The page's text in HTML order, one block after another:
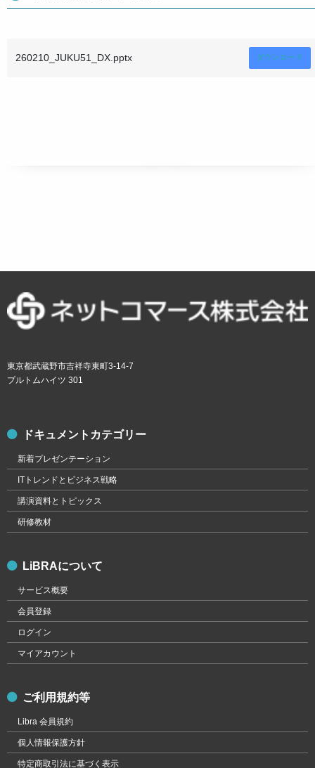
260210_JUKU51_DX.pptx ダウンロード
東京都武蔵野市吉祥寺東町3-14-7
プルトムハイツ 301
ドキュメントカテゴリー
新着プレゼンテーション
ITトレンドとビジネス戦略
講演資料とトピックス
研修教材
LiBRAについて
サービス概要
会員登録
ログイン
マイアカウント
ご利用規約等
Libra 会員規約
個人情報保護方針
特定商取引法に基づく表示